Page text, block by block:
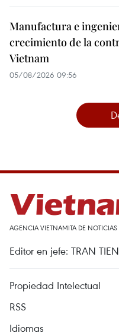
Manufactura e
crecimiento de la
Vietnam
05/08/2026 09:56
AGENCIA VIETNAMITA DE NOTICIAS
Editor en jefe: TRAN
Propiedad Intelectual
RSS
Idiomas